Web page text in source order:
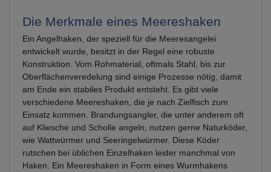
Die Merkmale eines Meereshaken
Ein Angelhaken, der speziell für die Meeresangelei
entwickelt wurde, besitzt in der Regel eine robuste
Konstruktion. Vom Rohmaterial, oftmals Stahl, bis zur
Oberflächenveredelung sind einige Prozesse nötig, damit
am Ende ein stabiles Produkt entsteht. Es gibt viele
verschiedene Meereshaken, die je nach Zielfisch zum
Einsatz kommen. Brandungsangler, die unter anderem oft
auf Kliesche und Scholle angeln, nutzen gerne Naturköder,
wie Wattwürmer und Seeringelwürmer. Diese Köder
rutschen bei üblichen Einzelhaken leider manchmal von
Haken. Ein Meereshaken in Form eines Wurmhakens